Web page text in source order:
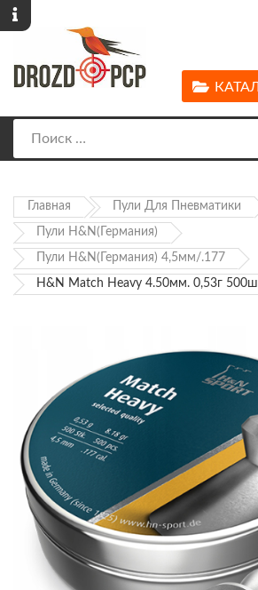
Главная Пули Для Пневматики
Пули H&N(Германия)
Пули H&N(Германия) 4,5мм/.177
H&N Match Heavy 4.50мм. 0,53г